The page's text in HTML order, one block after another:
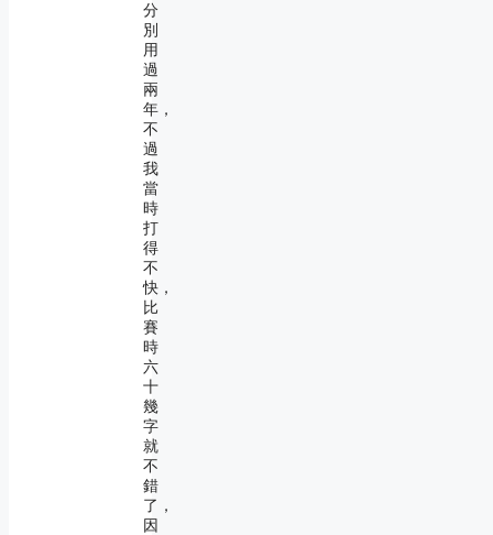
分
別
用
過
兩
年，
不
過
我
當
時
打
得
不
快，
比
賽
時
六
十
幾
字
就
不
錯
了，
因